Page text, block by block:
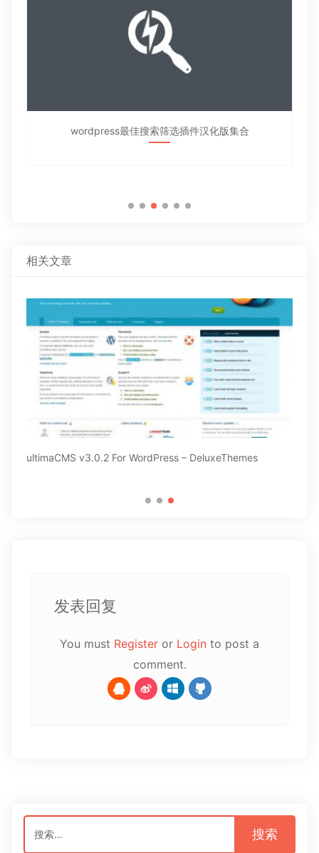
wordpress最佳搜索筛选插件汉化版集合
相关文章
ultimaCMS v3.0.2 For WordPress – DeluxeThemes
发表回复
You must Register or Login to post a
comment.
搜
索：